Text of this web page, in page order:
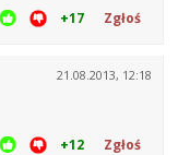
+17 Zgłoś
21.08.2013, 12:18
+12 Zgłoś